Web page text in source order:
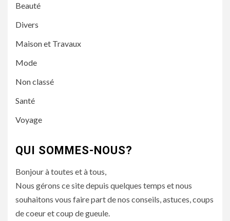
Beauté
Divers
Maison et Travaux
Mode
Non classé
Santé
Voyage
QUI SOMMES-NOUS?
Bonjour à toutes et à tous,
Nous gérons ce site depuis quelques temps et nous
souhaitons vous faire part de nos conseils, astuces, coups
de coeur et coup de gueule.